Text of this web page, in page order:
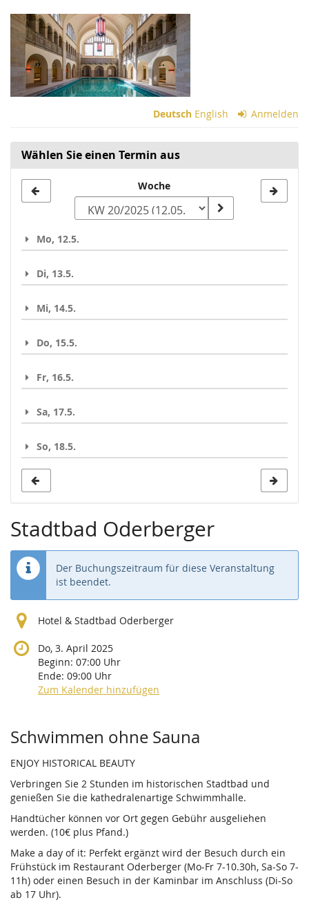
Zum
Haupt-
Inhalt
springen
Deutsch English Anmelden
Wählen Sie einen Termin aus
zur
auswählen
Woche
Mo, 12.5.
Di, 13.5.
Mi, 14.5.
Do, 15.5.
Fr, 16.5.
Sa, 17.5.
So, 18.5.
Stadtbad Oderberger
Der Buchungszeitraum für diese Veranstaltung
ist beendet.
Hotel & Stadtbad Oderberger
Do, 3. April 2025
Beginn: 07:00 Uhr
Ende: 09:00 Uhr
Zum Kalender hinzufügen
Produkte
Schwimmen ohne Sauna
ENJOY HISTORICAL BEAUTY
Verbringen Sie 2 Stunden im historischen Stadtbad und
genießen Sie die kathedralenartige Schwimmhalle.
Handtücher können vor Ort gegen Gebühr ausgeliehen
werden. (10€ plus Pfand.)
Make a day of it: Perfekt ergänzt wird der Besuch durch ein
Frühstück im Restaurant Oderberger (Mo-Fr 7-10.30h, Sa-So 7-
11h) oder einen Besuch in der Kaminbar im Anschluss (Di-So
ab 17 Uhr).